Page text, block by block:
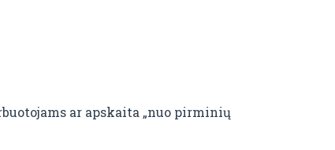
ar apskaita „nuo pirminių